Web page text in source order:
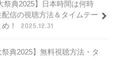
祭典2025】日本時間は何時
信の視聴方法＆タイムテー
！
2025.12.31
祭典2025】無料視聴方法・タ